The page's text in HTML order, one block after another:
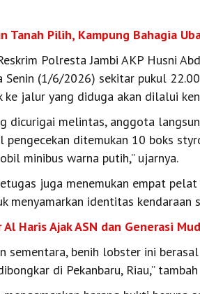
Tanah Pilih, Kampung Bahagia
Polresta Jambi AKP Husni
(1/6/2026) sekitar pukul
ke jalur yang diduga akan dilalui
dicurigai melintas, anggota
pengecekan ditemukan 10 boks
minibus warna putih,” ujarnya.
juga menemukan empat
menyamarkan identitas
Al Haris Ajak ASN dan Generasi
sementara, benih lobster ini
di Pekanbaru, Riau,”